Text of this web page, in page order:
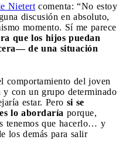
Nietert comenta: “No estoy
discusión en absoluto,
momento. Sí me parece
que los hijos puedan
de una situación
comportamiento del joven
y con un grupo determinado
estar. Pero si se
lo abordaría porque,
tenemos que hacerlo… y
los demás para salir